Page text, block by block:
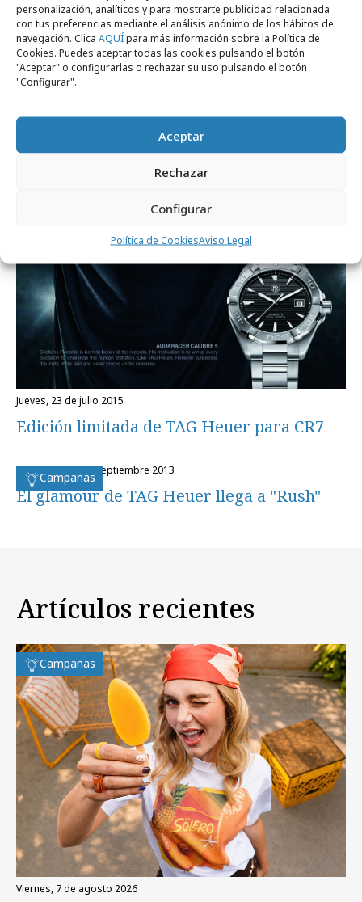
personalización, analíticos y para mostrarte publicidad relacionada
con tus preferencias mediante el análisis anónimo de los hábitos de
navegación. Clica AQUÍpara más información sobre la Política de
Cookies. Puedes aceptar todas las cookies pulsando el botón
"Aceptar" o configurarlas o rechazar su uso pulsando el botón
"Configurar".
Aceptar
Rechazar
Configurar
Política de CookiesAviso Legal
jueves, 23 de julio 2015
Edición limitada de TAG Heuer para CR7
Campañas
miércoles, 11 de septiembre 2013
El glamour de TAG Heuer llega a "Rush"
Artículos recientes
Campañas
viernes, 7 de agosto 2026